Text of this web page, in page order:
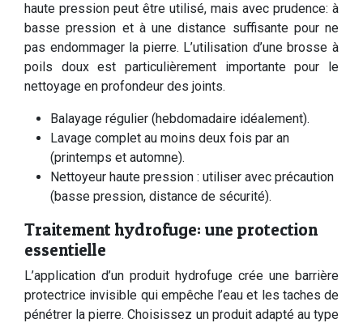
haute pression peut être utilisé, mais avec prudence: à
basse pression et à une distance suffisante pour ne
pas endommager la pierre. L’utilisation d’une brosse à
poils doux est particulièrement importante pour le
nettoyage en profondeur des joints.
Balayage régulier (hebdomadaire idéalement).
Lavage complet au moins deux fois par an
(printemps et automne).
Nettoyeur haute pression : utiliser avec précaution
(basse pression, distance de sécurité).
Traitement hydrofuge: une protection
essentielle
L’application d’un produit hydrofuge crée une barrière
protectrice invisible qui empêche l’eau et les taches de
pénétrer la pierre. Choisissez un produit adapté au type